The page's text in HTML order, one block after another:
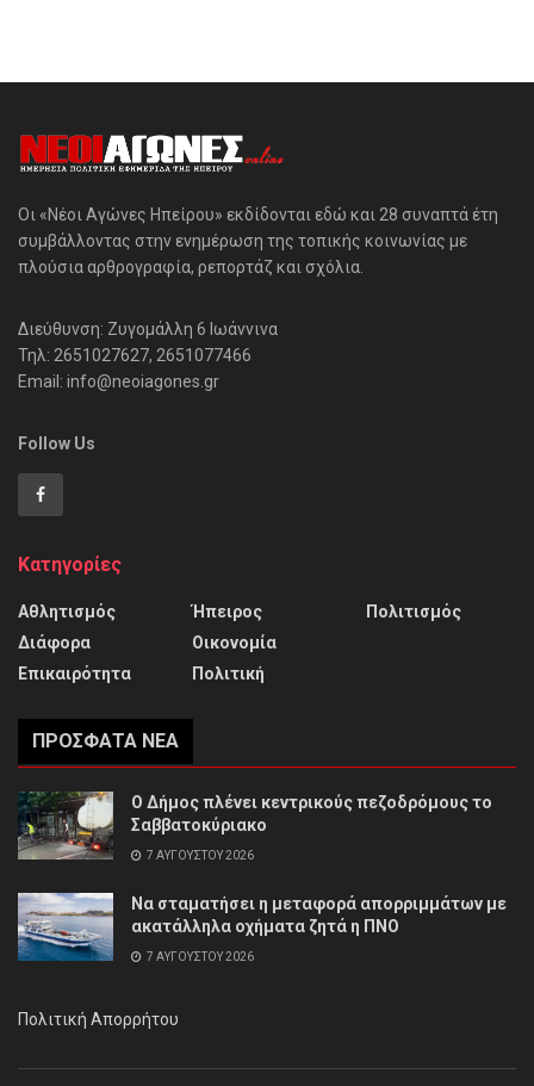
Οι «Νέοι Αγώνες Ηπείρου» εκδίδονται εδώ και 28 συναπτά έτη
συμβάλλοντας στην ενημέρωση της τοπικής κοινωνίας με
πλούσια αρθρογραφία, ρεπορτάζ και σχόλια.
Διεύθυνση: Ζυγομάλλη 6 Ιωάννινα
Τηλ: 2651027627, 2651077466
Email: info@neoiagones.gr
Follow Us
Κατηγορίες
Αθλητισμός
Διάφορα
Επικαιρότητα
Ήπειρος
Οικονομία
Πολιτική
Πολιτισμός
ΠΡΌΣΦΑΤΑ ΝΈΑ
Ο Δήμος πλένει κεντρικούς πεζοδρόμους το
Σαββατοκύριακο
7 ΑΥΓΟΎΣΤΟΥ 2026
Να σταματήσει η μεταφορά απορριμμάτων με
ακατάλληλα οχήματα ζητά η ΠΝΟ
7 ΑΥΓΟΎΣΤΟΥ 2026
Πολιτική Απορρήτου